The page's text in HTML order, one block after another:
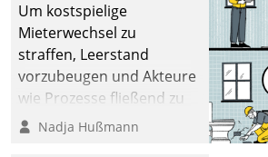
Um kostspielige
Mieterwechsel zu
straffen, Leerstand
vorzubeugen und Akteure
wie Prozesse fließend zu
vernetzen, nutzt die
Nadja Hußmann